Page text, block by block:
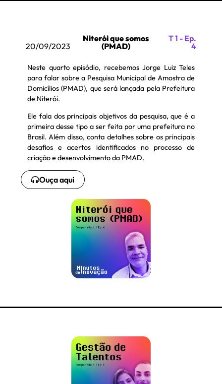
20/09/2023
Niterói que somos
(PMAD)
T 1 - Ep.
4
Neste quarto episódio, recebemos Jorge Luiz Teles
para falar sobre a Pesquisa Municipal de Amostra de
Domicílios (PMAD), que será lançada pela Prefeitura
de Niterói.
Ele fala dos principais objetivos da pesquisa, que é a
primeira desse tipo a ser feita por uma prefeitura no
Brasil. Além disso, conta detalhes sobre os principais
desafios e acertos identificados no processo de
criação e desenvolvimento da PMAD.
Ouça aqui